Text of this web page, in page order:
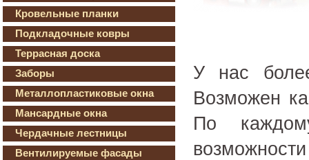
Кровельные планки
Подкладочные ковры
Террасная доска
Заборы
Металлопластиковые окна
Мансардные окна
Чердачные лестницы
Вентилируемые фасады
У нас
Возможен
По